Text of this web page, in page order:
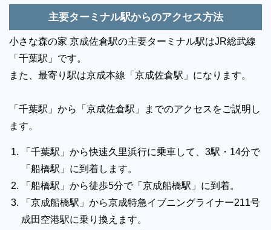
アメニティセット ○ 冷蔵庫
テレビ 多目的トイレ -
バリアフリー意識 ○ エントランス
主要ターミナル駅からのアクセス方法
小さな森の家 京成佐倉駅の主要ターミナル駅はJR総武線
「千葉駅」です。
また、最寄り駅は京成本線「京成佐倉駅」になります。
「千葉駅」から「京成佐倉駅」までのアクセスをご説明し
ます。
「千葉駅」から快速久里浜行に乗車して、3駅・14分で
「船橋駅」に到着します。
「船橋駅」から徒歩5分で「京成船橋駅」に到着。
「京成船橋駅」から京成特急イブニングライナー211号
成田空港駅に乗り換えます。